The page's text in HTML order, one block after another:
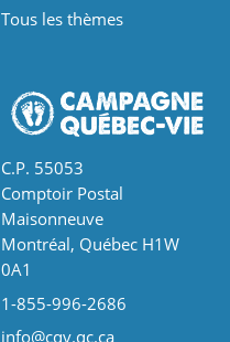
Tous les thèmes
C.P. 55053
Comptoir Postal
Maisonneuve
Montréal, Québec H1W
0A1
1-855-996-2686
info@cqv.qc.ca